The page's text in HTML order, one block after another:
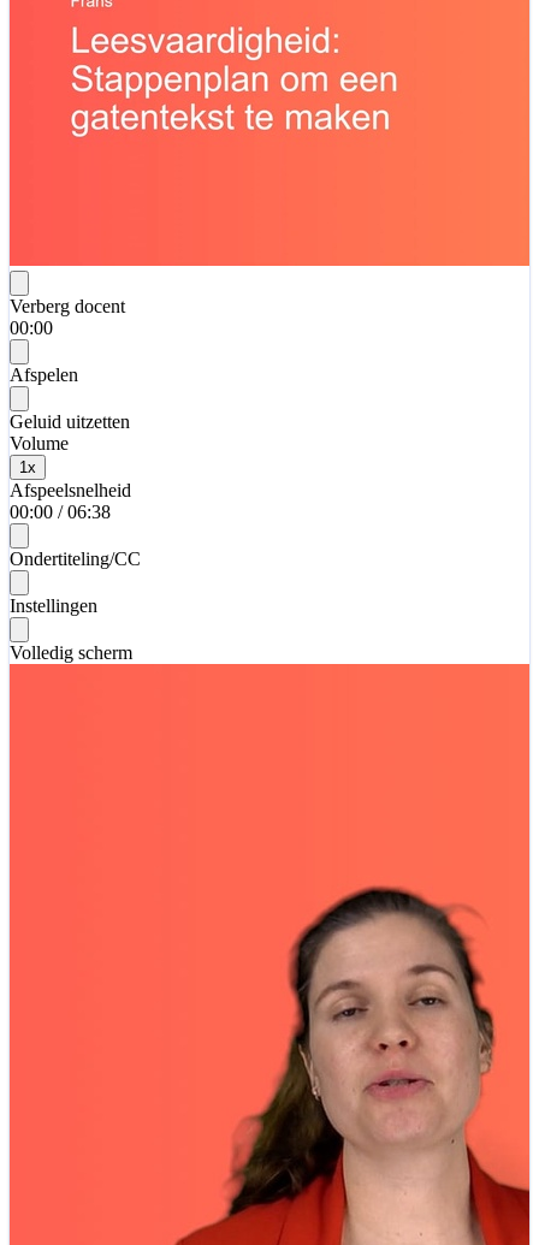
Verberg docent
00:00
Afspelen
Geluid uitzetten
Volume
1 x
Afspeelsnelheid
00:00 / 06:38
Ondertiteling/CC
Instellingen
Volledig scherm